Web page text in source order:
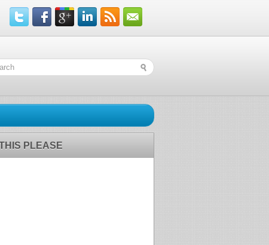
PLEASE